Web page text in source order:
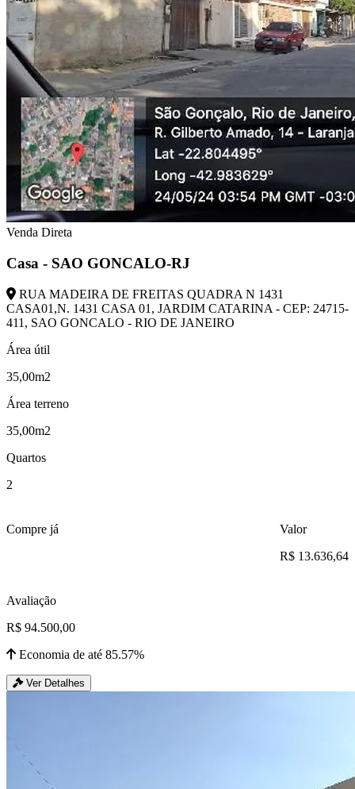
Venda Direta
Casa - SAO GONCALO-RJ
RUA MADEIRA DE FREITAS QUADRA N 1431
CASA01,N. 1431 CASA 01, JARDIM CATARINA - CEP: 24715-
411, SAO GONCALO - RIO DE JANEIRO
Área útil
35,00m2
Área terreno
35,00m2
Quartos
2
Compre já
Valor
R$ 13.636,64
Avaliação
R$ 94.500,00
Economia de até 85.57%
Ver Detalhes